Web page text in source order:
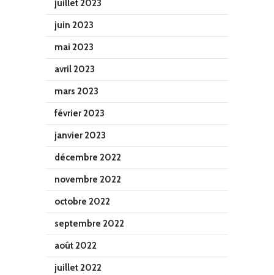
juillet 2023
juin 2023
mai 2023
avril 2023
mars 2023
février 2023
janvier 2023
décembre 2022
novembre 2022
octobre 2022
septembre 2022
août 2022
juillet 2022